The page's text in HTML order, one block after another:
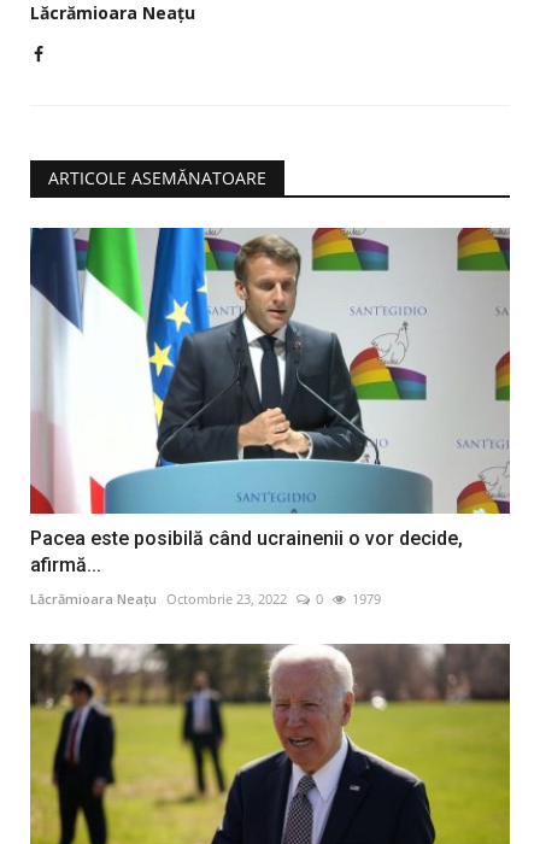
Lăcrămioara Neațu
ARTICOLE ASEMĂNATOARE
Pacea este posibilă când ucrainenii o vor decide,
afirmă...
Lăcrămioara Neațu Octombrie 23, 2022 0 1979